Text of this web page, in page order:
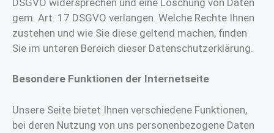
gem. Art. 17 DSGVO verlangen. Welche Rechte Ihnen
zustehen und wie Sie diese geltend machen, finden
Sie im unteren Bereich dieser Datenschutzerklärung.
Besondere Funktionen der Internetseite
Unsere Seite bietet Ihnen verschiedene Funktionen,
bei deren Nutzung von uns personenbezogene Daten